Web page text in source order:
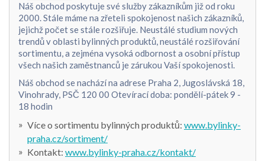
Náš obchod poskytuje své služby zákazníkům již od roku
2000. Stále máme na zřeteli spokojenost našich zákazníků,
jejichž počet se stále rozšiřuje. Neustálé studium nových
trendů v oblasti bylinných produktů, neustálé rozšiřování
sortimentu, a zejména vysoká odbornost a osobní přístup
všech našich zaměstnanců je zárukou Vaší spokojenosti.
Náš obchod se nachází na adrese Praha 2, Jugoslávská 18,
Vinohrady, PSČ 120 00 Otevírací doba: pondělí-pátek 9 -
18 hodin
Více o sortimentu bylinných produktů: www.bylinky-
praha.cz/sortiment/
Kontakt: www.bylinky-praha.cz/kontakt/